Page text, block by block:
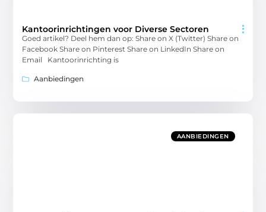
Kantoorinrichtingen voor Diverse Sectoren
Goed artikel? Deel hem dan op: Share on X (Twitter) Share on
Facebook Share on Pinterest Share on LinkedIn Share on
Email Kantoorinrichting is
Aanbiedingen
AANBIEDINGEN